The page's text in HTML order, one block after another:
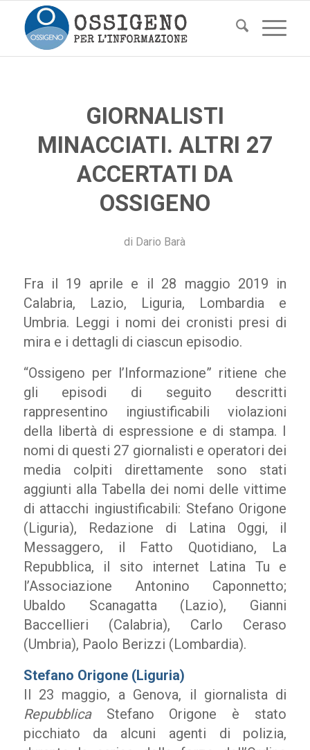
GIORNALISTI
MINACCIATI. ALTRI 27
ACCERTATI DA
OSSIGENO
di Dario Barà
Fra il 19 aprile e il 28 maggio 2019 in
Calabria, Lazio, Liguria, Lombardia e
Umbria. Leggi i nomi dei cronisti presi di
mira e i dettagli di ciascun episodio.
“Ossigeno per l’Informazione” ritiene che
gli episodi di seguito descritti
rappresentino ingiustificabili violazioni
della libertà di espressione e di stampa. I
nomi di questi 27 giornalisti e operatori dei
media colpiti direttamente sono stati
aggiunti alla Tabella dei nomi delle vittime
di attacchi ingiustificabili: Stefano Origone
(Liguria), Redazione di Latina Oggi, il
Messaggero, il Fatto Quotidiano, La
Repubblica, il sito internet Latina Tu e
l’Associazione Antonino Caponnetto;
Ubaldo Scanagatta (Lazio), Gianni
Baccellieri (Calabria), Carlo Ceraso
(Umbria), Paolo Berizzi (Lombardia).
Stefano Origone (Liguria)
Il 23 maggio, a Genova, il giornalista di
Repubblica Stefano Origone è stato
picchiato da alcuni agenti di polizia,